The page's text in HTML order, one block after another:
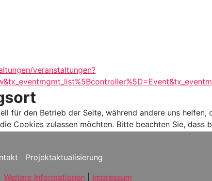
veranstaltungen?
Projektaktualisierung
für den Betrieb der Seite, während andere uns
Cookies zulassen möchten. Bitte beachten Sie, dass
Weitere Informationen
Impressum